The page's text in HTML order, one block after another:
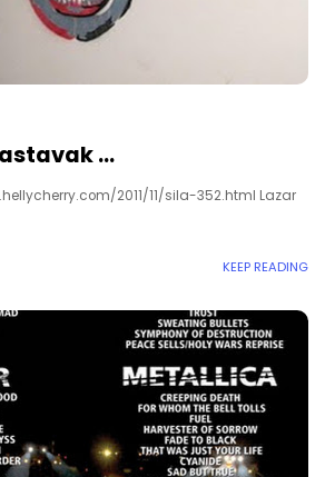
...
2011/11/sila-352.html Lazar
KEEP READING